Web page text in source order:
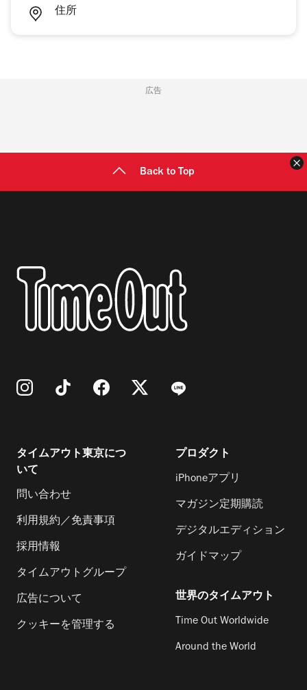
住所
広告
Back to Top
タイムアウト東京につ
いて
問い合わせ
利用規約／免責事項
採用情報
タイムアウトグループ
広告について
クッキーを管理する
プロダクト
iPhoneアプリ
マガジン定期購読
デジタルエディション
ガイドマップ
世界のタイムアウト
Time Out Worldwide
Around the World